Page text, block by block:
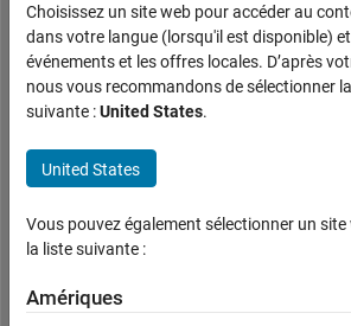
Jack
Georege
Last
plus
de 5
y a
Actif
depuis
Choisissez un site web pour accéder au
dans votre langue (lorsqu'il est disponible)
événements et les offres locales. D’après
nous vous recommandons de sélectionner
suivante :United States.
United States
Vous pouvez également sélectionner un site
la liste suivante :
Amériques